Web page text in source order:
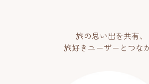
旅の思い出を共有、
旅好きユーザーとつな